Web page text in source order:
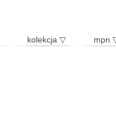
kolekcja ▽ mpn